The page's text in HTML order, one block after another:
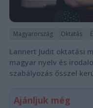
Magyarország Oktatás
Lannert Judit oktatási
magyar nyelv és
szabályozás ősszel
Ajánljuk még